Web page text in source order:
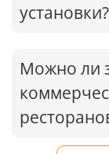
установки?
Можно ли